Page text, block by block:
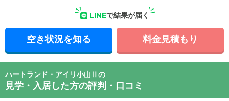
LINEで結果が届く
空き状況を知る 料金見積もり
ハートランド・アイリ小山Ⅱの
見学・入居した方の評判・口コミ